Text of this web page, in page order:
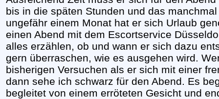
bis in die späten Stunden und das
ungefähr einem Monat hat er sich Urlaub
einen Abend mit dem Escortservice
alles erzählen, ob und wann er sich dazu
gern überraschen, wie es ausgehen wird.
bisherigen Versuchen als er sich mit einer
dann sehe ich schwarz für den Abend. Es
begleitet von einem erröteten Gesicht und